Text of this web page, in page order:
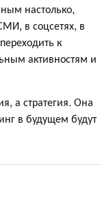
настолько,
в соцсетях, в
к
активностям и
а стратегия. Она
в будущем будут